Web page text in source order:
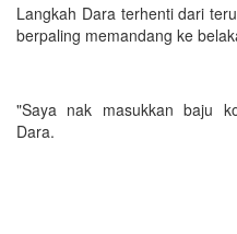
Langkah Dara terhenti dari
berpaling memandang ke
"Saya nak masukkan baju
Dara.